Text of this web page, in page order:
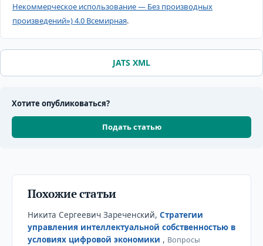
Некоммерческое использование — Без производных
произведений») 4.0 Всемирная.
JATS XML
Хотите опубликоваться?
Подать статью
Похожие статьи
Никита Сергеевич Зареченский, Стратегии
управления интеллектуальной собственностью в
условиях цифровой экономики , Вопросы